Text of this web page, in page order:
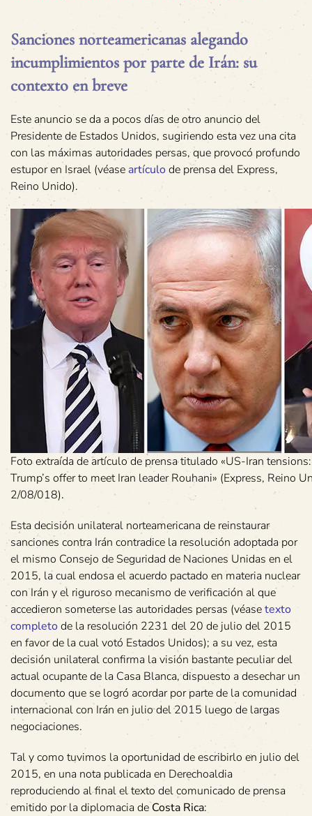
Sanciones norteamericanas alegando
incumplimientos por parte de Irán: su
contexto en breve
Este anuncio se da a pocos días de otro anuncio del
Presidente de Estados Unidos, sugiriendo esta vez una cita
con las máximas autoridades persas, que provocó profundo
estupor en Israel (véase artículo de prensa del Express,
Reino Unido).
Foto extraída de artículo de prensa titulado «US-Iran tensions:
Trump’s offer to meet Iran leader Rouhani» (Express, Reino
2/08/018).
Esta decisión unilateral norteamericana de reinstaurar
sanciones contra Irán contradice la resolución adoptada por
el mismo Consejo de Seguridad de Naciones Unidas en el
2015, la cual endosa el acuerdo pactado en materia nuclear
con Irán y el riguroso mecanismo de verificación al que
accedieron someterse las autoridades persas (véasetexto
completo de la resolución 2231 del 20 de julio del 2015
en favor de la cual votó Estados Unidos); a su vez, esta
decisión unilateral confirma la visión bastante peculiar del
actual ocupante de la Casa Blanca, dispuesto a desechar un
documento que se logró acordar por parte de la comunidad
internacional con Irán en julio del 2015 luego de largas
negociaciones.
Tal y como tuvimos la oportunidad de escribirlo en julio del
2015, en una nota publicada en Derechoaldia
reproduciendo al final el texto del comunicado de prensa
emitido por la diplomacia deCosta Rica: